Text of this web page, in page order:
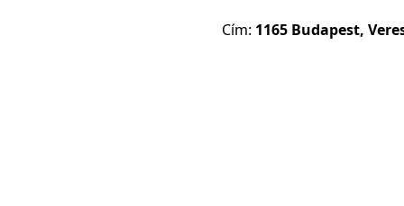
Cím: 1165 Budapest,